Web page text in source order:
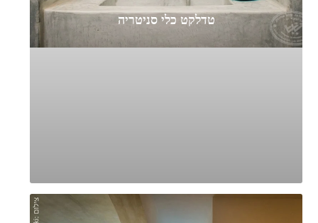
טדלקט כלי סניטריה